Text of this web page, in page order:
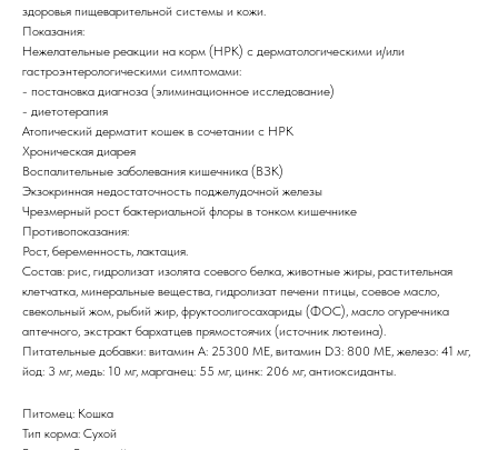
здоровья пищеварительной системы и кожи.
Показания:
Нежелательные реакции на корм (НРК) с дерматологическими и/или
гастроэнтерологическими симптомами:
- постановка диагноза (элиминационное исследование)
- диетотерапия
Атопический дерматит кошек в сочетании с НРК
Хроническая диарея
Воспалительные заболевания кишечника (ВЗК)
Экзокринная недостаточность поджелудочной железы
Чрезмерный рост бактериальной флоры в тонком кишечнике
Противопоказания:
Рост, беременность, лактация.
Состав: рис, гидролизат изолята соевого белка, животные жиры, растительная
клетчатка, минеральные вещества, гидролизат печени птицы, соевое масло,
свекольный жом, рыбий жир, фруктоолигосахариды (ФОС), масло огуречника
аптечного, экстракт бархатцев прямостоячих (источник лютеина).
Питательные добавки: витамин А: 25300 МЕ, витамин D3: 800 МЕ, железо: 41 мг,
йод: 3 мг, медь: 10 мг, марганец: 55 мг, цинк: 206 мг, антиоксиданты.
Питомец: Кошка
Тип корма: Сухой